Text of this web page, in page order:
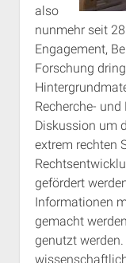
also
nunmehr seit
Engagement,
Forschung
Recherche-
Diskussion um
extrem rechten
gefördert
Informationen
gemacht
genutzt